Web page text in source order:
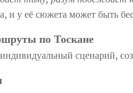
и у её сюжета может быть
по Тоскане
сценарий,